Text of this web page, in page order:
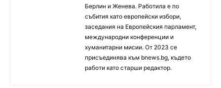
Берлин и Женева. Работила е по
събития като европейски избори,
заседания на Европейския парламент,
международни конференции и
хуманитарни мисии. От 2023 се
присъединява към bnews.bg, където
работи като старши редактор.